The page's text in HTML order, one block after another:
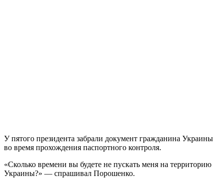
У пятого президента забрали документ гражданина Украины
во время прохождения паспортного контроля.
«Сколько времени вы будете не пускать меня на территорию
Украины?» — спрашивал Порошенко.